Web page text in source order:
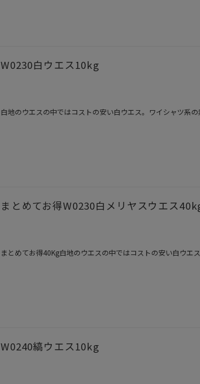
W0230白ウエス10kg
白地のウエスの中ではコストの安い白ウエス。ワイシャツ系の
まとめてお得W0230白メリヤスウエス
まとめてお得40Kg白地のウエスの中ではコストの安い白ウエ
W0240縞ウエス10kg